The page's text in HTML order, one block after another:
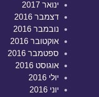
ינואר 2017
דצמבר 2016
נובמבר 2016
אוקטובר 2016
ספטמבר 2016
אוגוסט 2016
יולי 2016
יוני 2016